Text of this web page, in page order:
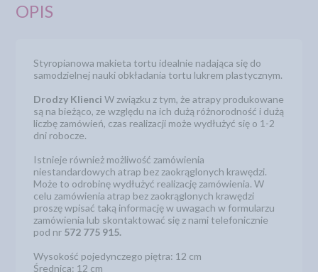
OPIS
Styropianowa makieta tortu idealnie nadająca się do
samodzielnej nauki obkładania tortu lukrem plastycznym.
Drodzy Klienci W związku z tym, że atrapy produkowane
są na bieżąco, ze względu na ich dużą różnorodność i dużą
liczbę zamówień, czas realizacji może wydłużyć się o 1-2
dni robocze.
Istnieje również możliwość zamówienia
niestandardowych atrap bez zaokrąglonych krawędzi.
Może to odrobinę wydłużyć realizację zamówienia. W
celu zamówienia atrap bez zaokrąglonych krawędzi
proszę wpisać taką informację w uwagach w formularzu
zamówienia lub skontaktować się z nami telefonicznie
pod nr 572 775 915.
Wysokość pojedynczego piętra: 12 cm
Średnica: 12 cm